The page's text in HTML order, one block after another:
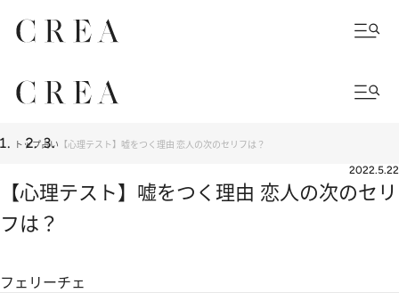
トップ占い 【心理テスト】嘘をつく理由 恋人の次のセリフは？
2022.5.22
【心理テスト】嘘をつく理由 恋人の次のセリ
フは？
フェリーチェ